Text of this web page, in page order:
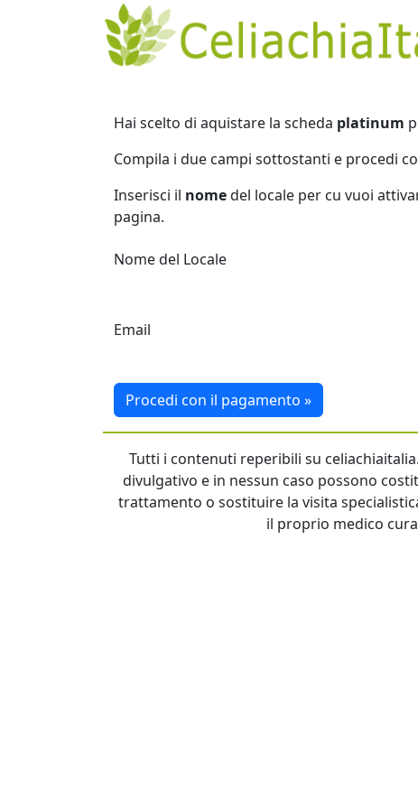
Hai scelto di aquistare la scheda platinum
Compila i due campi sottostanti e procedi
Inserisci il nomedel locale per cu vuoi
pagina.
Nome del Locale
Email
Procedi con il pagamento »
Tutti i contenuti reperibili su
divulgativo e in nessun caso possono
trattamento o sostituire la visita
il proprio medico